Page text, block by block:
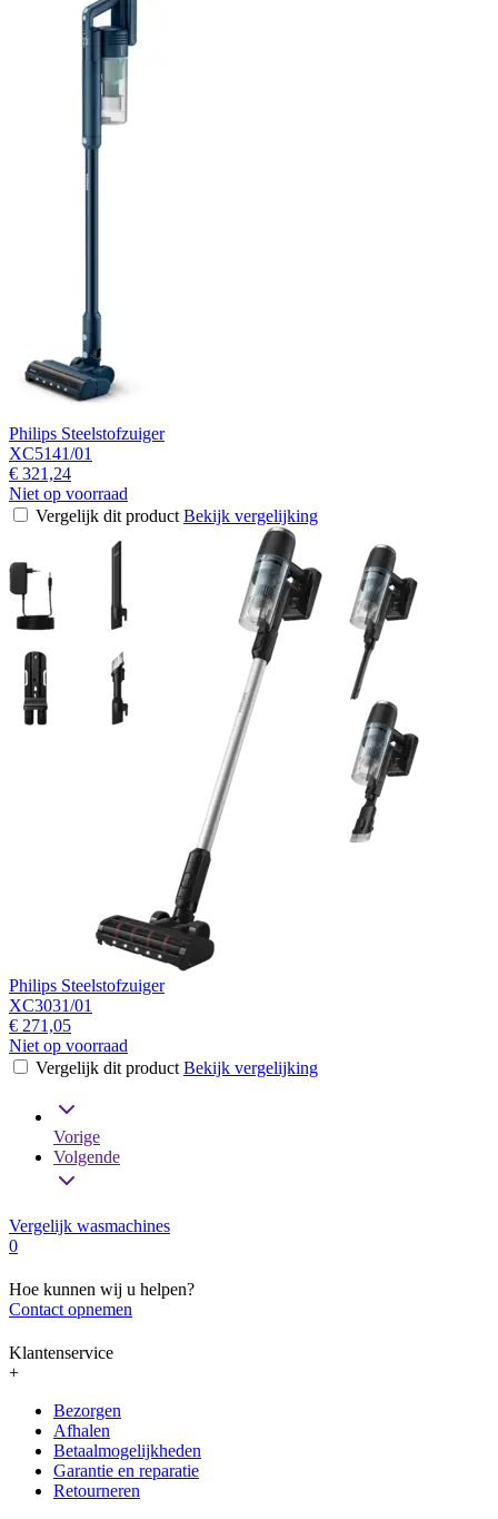
Philips Steelstofzuiger
XC5141/01
€ 321,24
Niet op voorraad
Vergelijk dit product Bekijk vergelijking
Philips Steelstofzuiger
XC3031/01
€ 271,05
Niet op voorraad
Vergelijk dit product Bekijk vergelijking
Vorige
Volgende
Vergelijk wasmachines
0
Hoe kunnen wij u helpen?
Contact opnemen
Klantenservice
+
Bezorgen
Afhalen
Betaalmogelijkheden
Garantie en reparatie
Retourneren